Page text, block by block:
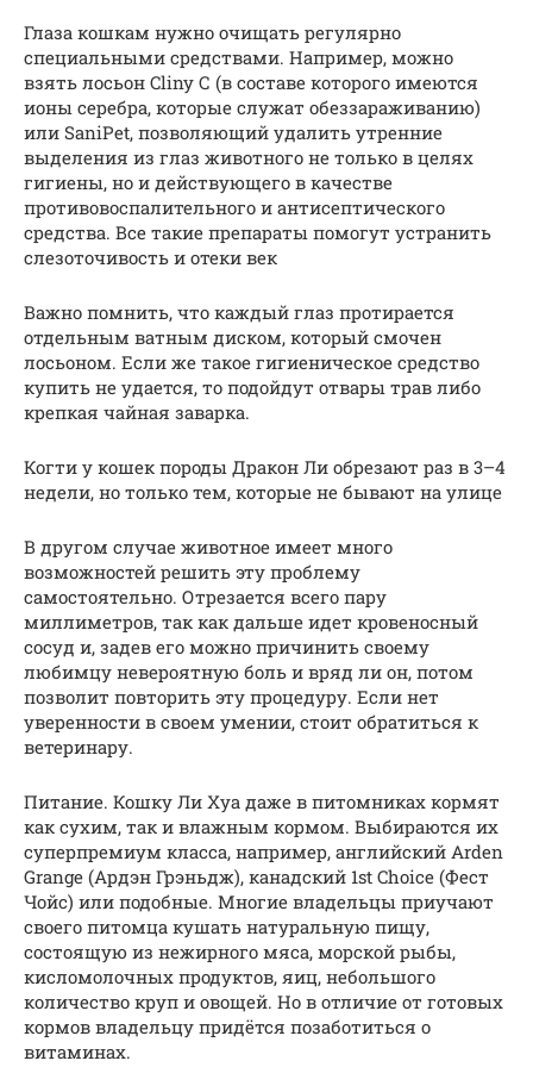
Глаза кошкам нужно очищать регулярно
специальными средствами. Например, можно
взять лосьон Cliny С (в составе которого имеются
ионы серебра, которые служат обеззараживанию)
или SaniPet, позволяющий удалить утренние
выделения из глаз животного не только в целях
гигиены, но и действующего в качестве
противовоспалительного и антисептического
средства. Все такие препараты помогут устранить
слезоточивость и отеки век
Важно помнить, что каждый глаз протирается
отдельным ватным диском, который смочен
лосьоном. Если же такое гигиеническое средство
купить не удается, то подойдут отвары трав либо
крепкая чайная заварка.
Когти у кошек породы Дракон Ли обрезают раз в 3–4
недели, но только тем, которые не бывают на улице
В другом случае животное имеет много
возможностей решить эту проблему
самостоятельно. Отрезается всего пару
миллиметров, так как дальше идет кровеносный
сосуд и, задев его можно причинить своему
любимцу невероятную боль и вряд ли он, потом
позволит повторить эту процедуру. Если нет
уверенности в своем умении, стоит обратиться к
ветеринару.
Питание. Кошку Ли Хуа даже в питомниках кормят
как сухим, так и влажным кормом. Выбираются их
суперпремиум класса, например, английский Arden
Grange (Ардэн Грэньдж), канадский 1st Choice (Фест
Чойс) или подобные. Многие владельцы приучают
своего питомца кушать натуральную пищу,
состоящую из нежирного мяса, морской рыбы,
кисломолочных продуктов, яиц, небольшого
количество круп и овощей. Но в отличие от готовых
кормов владельцу придётся позаботиться о
витаминах.